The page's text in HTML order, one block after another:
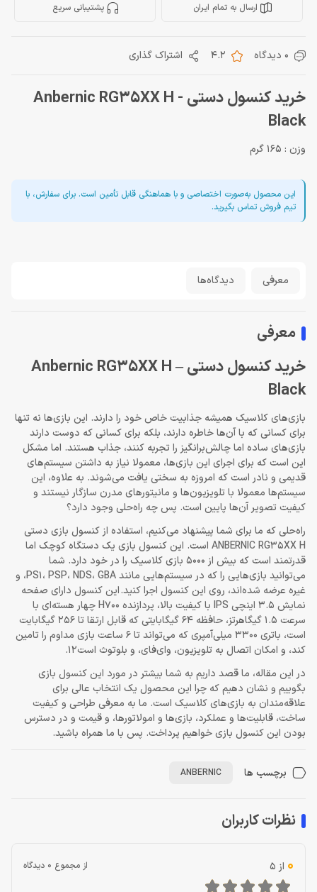
ارسال به تمام ایران پشتیبانی سریع
0 دیدگاه 4.2 اشتراک گذاری
خرید کنسول دستی Anbernic RG35XX H -
Black
وزن : 165 گرم
این محصول به‌صورت اختصاصی و با هماهنگی قابل تأمین است. برای سفارش، با
تیم فروش تماس بگیرید.
معرفی دیدگاه‌ها
معرفی
خرید کنسول دستی Anbernic RG35XX H –
Black
بازی‌های کلاسیک همیشه جذابیت خاص خود را دارند. این بازی‌ها نه تنها
برای کسانی که با آن‌ها خاطره دارند، بلکه برای کسانی که دوست دارند
بازی‌های ساده اما چالش‌برانگیز را تجربه کنند، جذاب هستند. اما مشکل
این است که برای اجرای این بازی‌ها، معمولا نیاز به داشتن سیستم‌های
قدیمی و نادر است که امروزه به سختی یافت می‌شوند. به علاوه، این
سیستم‌ها معمولا با تلویزیون‌ها و مانیتورهای مدرن سازگار نیستند و
کیفیت تصویر آن‌ها پایین است. پس چه راه‌حلی وجود دارد؟
راه‌حلی که ما برای شما پیشنهاد می‌کنیم، استفاده از کنسول بازی دستی
ANBERNIC RG35XX H است. این کنسول بازی یک دستگاه کوچک اما
قدرتمند است که بیش از 5000 بازی کلاسیک را در خود دارد. شما
می‌توانید بازی‌هایی را که در سیستم‌هایی مانند PS1، PSP، NDS، GBA، و
غیره عرضه شده‌اند، روی این کنسول اجرا کنید. این کنسول دارای صفحه
نمایش 3.5 اینچی IPS با کیفیت بالا، پردازنده H700 چهار هسته‌ای با
سرعت 1.5 گیگاهرتز، حافظه 64 گیگابایتی که قابل ارتقا تا 256 گیگابایت
است، باتری 3300 میلی‌آمپری که می‌تواند تا 6 ساعت بازی مداوم را تامین
کند، و امکان اتصال به تلویزیون، وای‌فای، و بلوتوث است 12
.
در این مقاله، ما قصد داریم به شما بیشتر در مورد این کنسول بازی
بگوییم و نشان دهیم که چرا این محصول یک انتخاب عالی برای
علاقه‌مندان به بازی‌های کلاسیک است. ما به معرفی طراحی و کیفیت
ساخت، قابلیت‌ها و عملکرد، بازی‌ها و امولاتورها، و قیمت و در دسترس
بودن این کنسول بازی خواهیم پرداخت. پس با ما همراه باشید.
برچسب ها ANBERNIC
نظرات کاربران
0 از 5 از مجموع 0 دیدگاه